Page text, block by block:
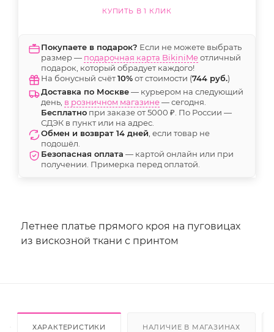
КУПИТЬ В 1 КЛИК
Покупаете в подарок? Если не можете выбрать
размер — подарочная карта BikiniMeотличный
подарок, который обрадует каждого!
На бонусный счёт10%от стоимости (744 руб.)
Доставка по Москве— курьером на следующий
день, в розничном магазине— сегодня.
Бесплатно при заказе от 5000 ₽. По России —
СДЭК в пункт или на адрес.
Обмен и возврат 14 дней , если товар не
подошёл.
Безопасная оплата — картой онлайн или при
получении. Примерка перед оплатой.
Летнее платье прямого кроя на пуговицах
из вискозной ткани с принтом
ХАРАКТЕРИСТИКИ НАЛИЧИЕ В МАГАЗИНАХ